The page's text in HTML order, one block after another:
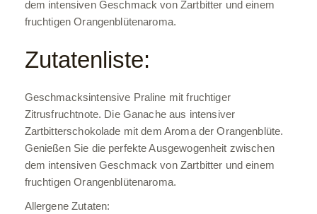
dem intensiven Geschmack von Zartbitter und einem
fruchtigen Orangenblütenaroma.
Zutatenliste:
Geschmacksintensive Praline mit fruchtiger
Zitrusfruchtnote. Die Ganache aus intensiver
Zartbitterschokolade mit dem Aroma der Orangenblüte.
Genießen Sie die perfekte Ausgewogenheit zwischen
dem intensiven Geschmack von Zartbitter und einem
fruchtigen Orangenblütenaroma.
Allergene Zutaten: